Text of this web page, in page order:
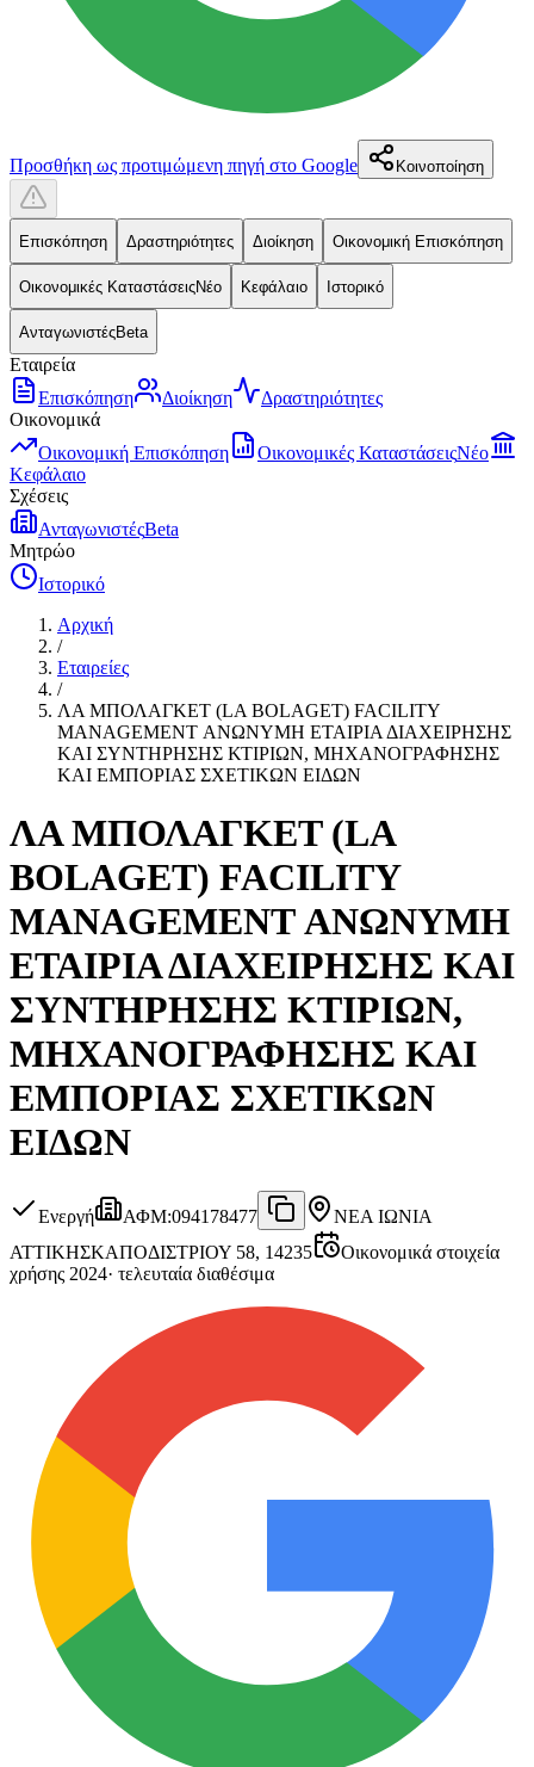
Προσθήκη ως προτιμώμενη πηγή στο Google Κοινοποίηση
Επισκόπηση Δραστηριότητες Διοίκηση Οικονομική Επισκόπηση
Οικονομικές ΚαταστάσειςΝέο Κεφάλαιο Ιστορικό
ΑνταγωνιστέςBeta
Εταιρεία
Επισκόπηση
Διοίκηση
Δραστηριότητες
Οικονομικά
Οικονομική Επισκόπηση
Οικονομικές ΚαταστάσειςΝέο
Κεφάλαιο
Σχέσεις
ΑνταγωνιστέςBeta
Μητρώο
Ιστορικό
Αρχική
/
Εταιρείες
/
ΛΑ ΜΠΟΛΑΓΚΕΤ (LA BOLAGET) FACILITY
MANAGEMENT ΑΝΩΝΥΜΗ ΕΤΑΙΡΙΑ ΔΙΑΧΕΙΡΗΣΗΣ
ΚΑΙ ΣΥΝΤΗΡΗΣΗΣ ΚΤΙΡΙΩΝ, ΜΗΧΑΝΟΓΡΑΦΗΣΗΣ
ΚΑΙ ΕΜΠΟΡΙΑΣ ΣΧΕΤΙΚΩΝ ΕΙΔΩΝ
ΛΑ ΜΠΟΛΑΓΚΕΤ (LA
BOLAGET) FACILITY
MANAGEMENT ΑΝΩΝΥΜΗ
ΕΤΑΙΡΙΑ ΔΙΑΧΕΙΡΗΣΗΣ ΚΑΙ
ΣΥΝΤΗΡΗΣΗΣ ΚΤΙΡΙΩΝ,
ΜΗΧΑΝΟΓΡΑΦΗΣΗΣ ΚΑΙ
ΕΜΠΟΡΙΑΣ ΣΧΕΤΙΚΩΝ
ΕΙΔΩΝ
Ενεργή ΑΦΜ:094178477
ΝΕΑ ΙΩΝΙΑ
ΑΤΤΙΚΗΣΚΑΠΟΔΙΣΤΡΙΟΥ 58, 14235
Οικονομικά στοιχεία
χρήσης 2024· τελευταία διαθέσιμα